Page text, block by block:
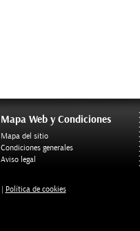
Mapa Web y Condiciones
Mapa del sitio
Condiciones generales
Aviso legal
Política de cookies